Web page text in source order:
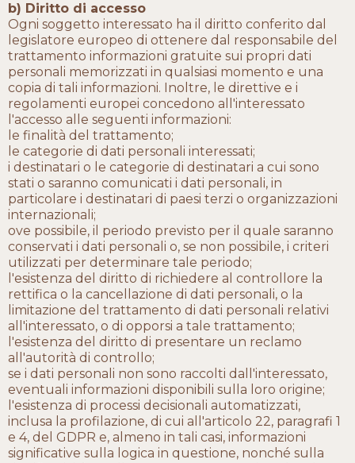
b) Diritto di accesso
Ogni soggetto interessato ha il diritto conferito dal
legislatore europeo di ottenere dal responsabile del
trattamento informazioni gratuite sui propri dati
personali memorizzati in qualsiasi momento e una
copia di tali informazioni. Inoltre, le direttive e i
regolamenti europei concedono all'interessato
l'accesso alle seguenti informazioni:
le finalità del trattamento;
le categorie di dati personali interessati;
i destinatari o le categorie di destinatari a cui sono
stati o saranno comunicati i dati personali, in
particolare i destinatari di paesi terzi o organizzazioni
internazionali;
ove possibile, il periodo previsto per il quale saranno
conservati i dati personali o, se non possibile, i criteri
utilizzati per determinare tale periodo;
l'esistenza del diritto di richiedere al controllore la
rettifica o la cancellazione di dati personali, o la
limitazione del trattamento di dati personali relativi
all'interessato, o di opporsi a tale trattamento;
l'esistenza del diritto di presentare un reclamo
all'autorità di controllo;
se i dati personali non sono raccolti dall'interessato,
eventuali informazioni disponibili sulla loro origine;
l'esistenza di processi decisionali automatizzati,
inclusa la profilazione, di cui all'articolo 22, paragrafi 1
e 4, del GDPR e, almeno in tali casi, informazioni
significative sulla logica in questione, nonché sulla